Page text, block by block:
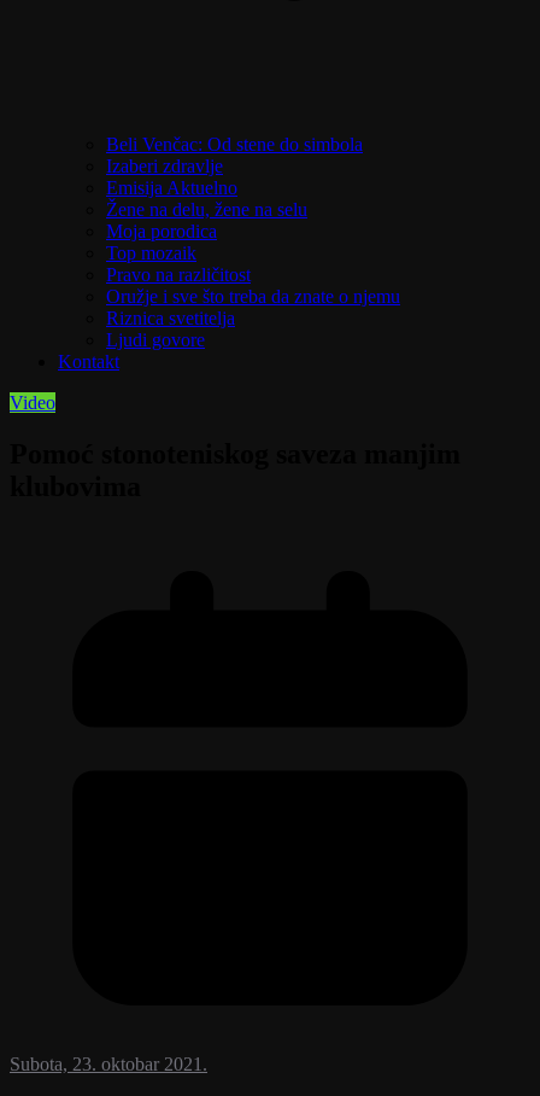
Beli Venčac: Od stene do simbola
Izaberi zdravlje
Emisija Aktuelno
Žene na delu, žene na selu
Moja porodica
Top mozaik
Pravo na različitost
Oružje i sve što treba da znate o njemu
Riznica svetitelja
Ljudi govore
Kontakt
Video
Subota, 23. oktobar 2021.